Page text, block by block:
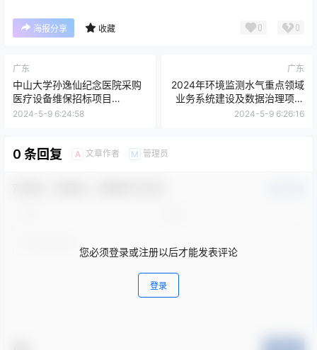
海报分享 收藏 0 0
广东
中山大学孙逸仙纪念医院采购
医疗设备维保招标项目
（0809-
2024-5-9 6:24:58
广东
2024年环境监测水气重点领域
业务系统建设及数据治理项目
主体服务(CZ2024-0600)招标
2024-5-9 6:26:16
0 条回复 A 文章作者 M 管理员
您必须登录或注册以后才能发表评论
登录